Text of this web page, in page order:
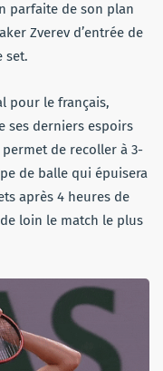
parfaite de son plan
Zverev d’entrée de
set.
pour le français,
ses derniers espoirs
de recoller à 3-
de balle qui épuisera
après 4 heures de
loin le match le plus